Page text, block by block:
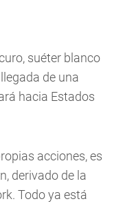
suéter blanco
de una
hacia Estados
acciones, es
derivado de la
Todo ya está